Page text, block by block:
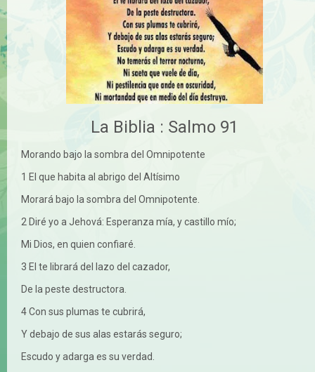
La Biblia : Salmo 91
Morando bajo la sombra del Omnipotente
1 El que habita al abrigo del Altísimo
Morará bajo la sombra del Omnipotente.
2 Diré yo a Jehová: Esperanza mía, y castillo mío;
Mi Dios, en quien confiaré.
3 El te librará del lazo del cazador,
De la peste destructora.
4 Con sus plumas te cubrirá,
Y debajo de sus alas estarás seguro;
Escudo y adarga es su verdad.